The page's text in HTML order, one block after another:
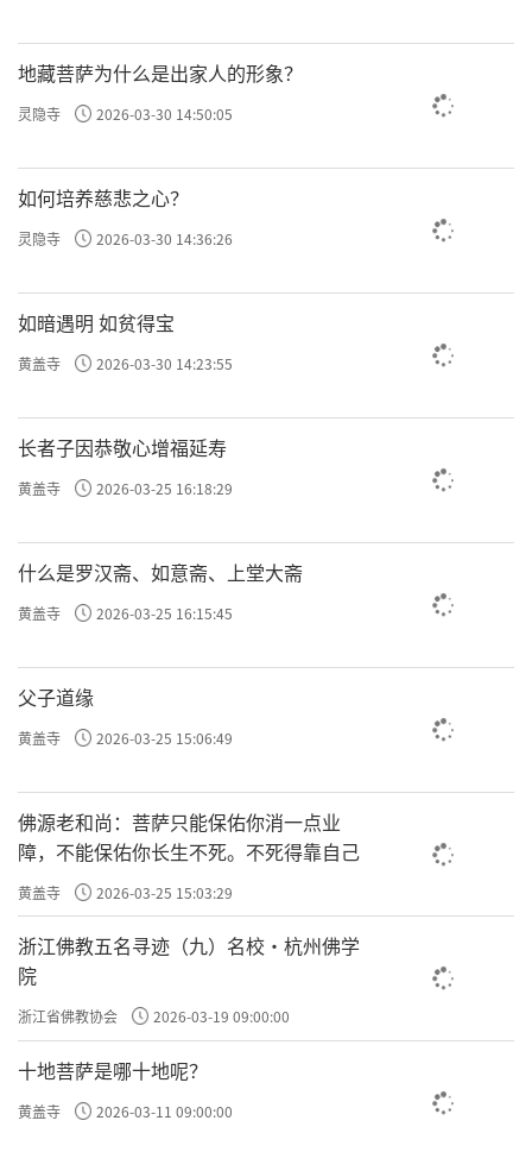
严宗的思想精髓是圆融无碍、相互成就。
圆融无碍
在中国佛教的各个宗派中，华严宗最强调
圆融。所谓“圆融”，是指一切事物只有处在
特定的关系中才能产生，只有联系其他事物才
碍。”华严宗认为宇宙万法、相即相入，如因
陀罗网，每个人和事物都是网上的一颗珍珠，
一切缘起的事物，不管空间上的广狭，还是时
间上的长短，都圆融无碍。华严宗讲圆融的目
消除一切对立、隔阂。由此出发，烦恼与解
脱、佛与众生、彼岸与此岸、短暂与永恒，也
是彼此融通相通的，不存在不可超越的鸿沟，
给追求觉悟的人们以极大的信心与希望，并提
供了具体的修行途径。
华严的圆融思想，导引了修行的方向：既
然万法是圆融一体的，彼此之间就要相互成
就、相互补台、相互帮忙，而不要相互排挤、
相互拆台、相互伤害。当今世界有地区间的紧
张和冲突，有国家间的争端和纠纷，有文明间
的分歧与争论，有人与人间的对立和分化，有
人与自然的紧张与冲突等等。圆融和谐的华严
思想，在处理人与自己、人与他人、人与自然
等方面的问题时，均有重要的意义。我的恩师
地藏菩萨为什么是出家人的形象？
灵隐寺 2026-03-30 14:50:05
如何培养慈悲之心？
灵隐寺 2026-03-30 14:36:26
如暗遇明 如贫得宝
黄盖寺 2026-03-30 14:23:55
长者子因恭敬心增福延寿
黄盖寺 2026-03-25 16:18:29
什么是罗汉斋、如意斋、上堂大斋
黄盖寺 2026-03-25 16:15:45
父子道缘
黄盖寺 2026-03-25 15:06:49
佛源老和尚：菩萨只能保佑你消一点业
障，不能保佑你长生不死。不死得靠自己
黄盖寺 2026-03-25 15:03:29
浙江佛教五名寻迹（九）名校·杭州佛学
院
浙江省佛教协会 2026-03-19 09:00:00
十地菩萨是哪十地呢？
黄盖寺 2026-03-11 09:00:00